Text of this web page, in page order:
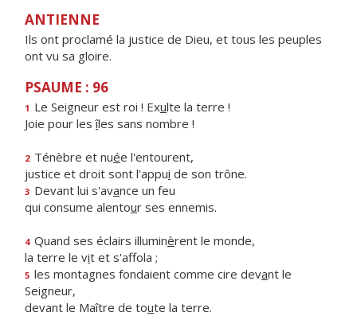
ANTIENNE
Ils ont proclamé la justice de Dieu, et tous les peuples
ont vu sa gloire.
PSAUME : 96
1 Le Seigneur est roi ! Exulte la terre !
Joie pour lesîles sans nombre !
2 Ténèbre et nuée l'entourent,
justice et droit sont l'appui de son trône.
3 Devant lui s'avance un feu
qui consume alentour ses ennemis.
4 Quand ses éclairs illuminèrent le monde,
la terre le vit et s'affola ;
5 les montagnes fondaient comme cire devant le
Seigneur,
devant le Maître de toute la terre.